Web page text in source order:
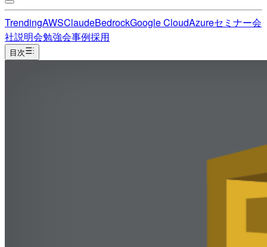
TrendingAWSClaudeBedrockGoogle CloudAzureセミナー会
社説明会勉強会事例採用
目次